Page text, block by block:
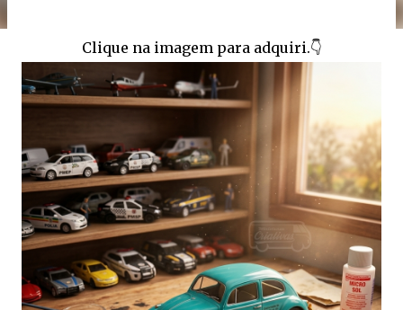
Clique na imagem para adquiri.👇